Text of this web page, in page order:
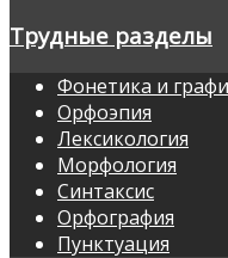
Трудные разделы
Фонетика и
Орфоэпия
Лексикология
Морфология
Синтаксис
Орфография
Пунктуация